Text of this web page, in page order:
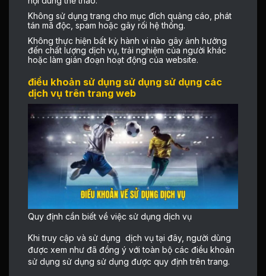
Không sử dụng trang cho mục đích quảng cáo, phát
tán mã độc, spam hoặc gây rối hệ thống.
Không thực hiện bất kỳ hành vi nào gây ảnh hưởng
đến chất lượng dịch vụ, trải nghiệm của người khác
hoặc làm gián đoạn hoạt động của website.
điều khoản sử dụng sử dụng sử dụng các
dịch vụ trên trang web
Quy định cần biết về việc sử dụng dịch vụ
Khi truy cập và sử dụng dịch vụ tại đây, người dùng
được xem như đã đồng ý với toàn bộ các điều khoản
sử dụng sử dụng sử dụng được quy định trên trang.